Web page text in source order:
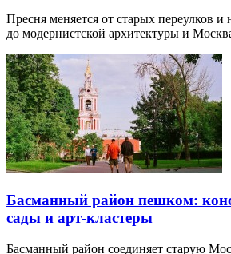
Пресня меняется от старых переулков
до модернистской архитектуры и
Басманный район пешком:
сады и арт-кластеры
Басманный район соединяет старую